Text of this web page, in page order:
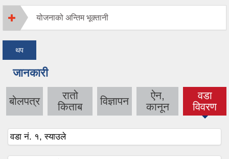
योजनाको अन्तिम भूक्तानी
थप
जानकारी
बोलपत्र
रातो
किताब
विज्ञापन
ऐन,
कानून
वडा
विवरण
(active
tab)
वडा नं. १, स्याउले